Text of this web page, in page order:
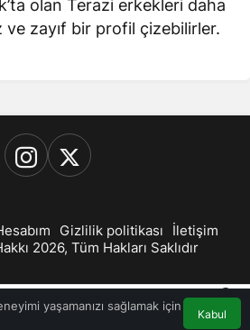
olan Terazi erkekleri daha
ve zayıf bir profil çizebilirler.
yaşamanızı sağlamak için
Kabul
Gizlilik politikası
İletişim
2026, Tüm Hakları Saklıdır
Bildirimler